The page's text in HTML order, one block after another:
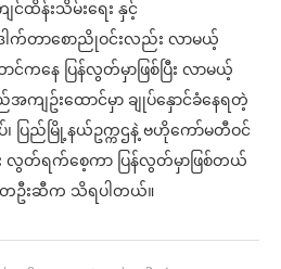
င်ထိန်းသိမ်းရေး နှင့်
ါက်တာစောညိုဝင်းလည်း လာမယ့်
င်ကနေ ပြန်လွတ်မှာဖြစ်ပြီး လာမယ့်
ကျဥ်းထောင်မှာ ချုပ်နှောင်ခံနေရတဲ့
၊ ပြည်မြို့နယ်ဥက္ကဌနဲ့ ဗဟိုကော်မတီဝင်
လွတ်ရက်စေ့ကာ ပြန်လွတ်မှာဖြစ်တယ်
တဦးဆီက သိရပါတယ်။